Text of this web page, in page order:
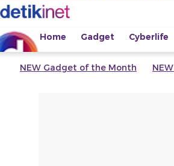
Home Gadget Cyberlife
NEW Gadget of the Month NEW